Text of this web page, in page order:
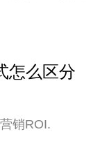
怎么区分
销ROI.